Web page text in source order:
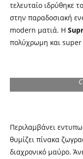
τελευταίο ιδρύθηκε
στην παραδοσιακή
modern ματιά. Η
πολύχρωμη και
Περιλαμβάνει
θυμίζει πίνακα
διαχρονικό μαύρο.